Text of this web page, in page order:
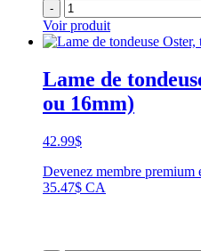
-
Voir produit
Lame de
ou 16mm)
42.99$
Devenez membre premium
35.47$ CA